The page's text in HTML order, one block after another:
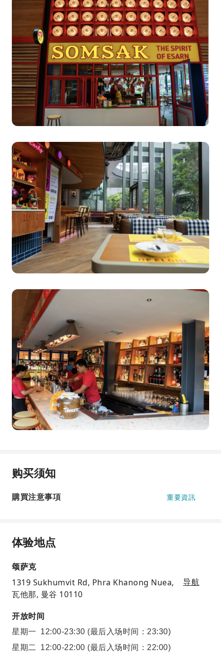
购买须知
購買注意事項 重要資訊
体验地点
颂萨克
1319 Sukhumvit Rd, Phra Khanong Nuea,
瓦他那, 曼谷 10110
导航
开放时间
星期一 12:00-23:30 (最后入场时间：23:30)
星期二
12:00-22:00 (最后入场时间：22:00)